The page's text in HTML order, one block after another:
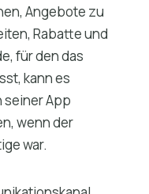
Angebote zu
Rabatte und
für den das
kann es
seiner App
wenn der
war.